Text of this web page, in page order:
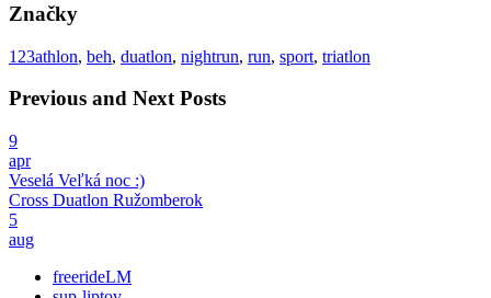
Značky
123athlon, beh, duatlon, nightrun, run, sport, triatlon
Previous and Next Posts
9
apr
Veselá Veľká noc :)
Cross Duatlon Ružomberok
5
aug
freerideLM